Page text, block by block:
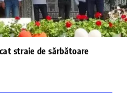
straie de sărbătoare